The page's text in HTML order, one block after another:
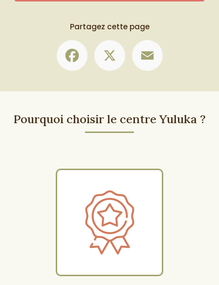
Partagez cette page
Facebook
Pourquoi choisir le centre Yuluka ?